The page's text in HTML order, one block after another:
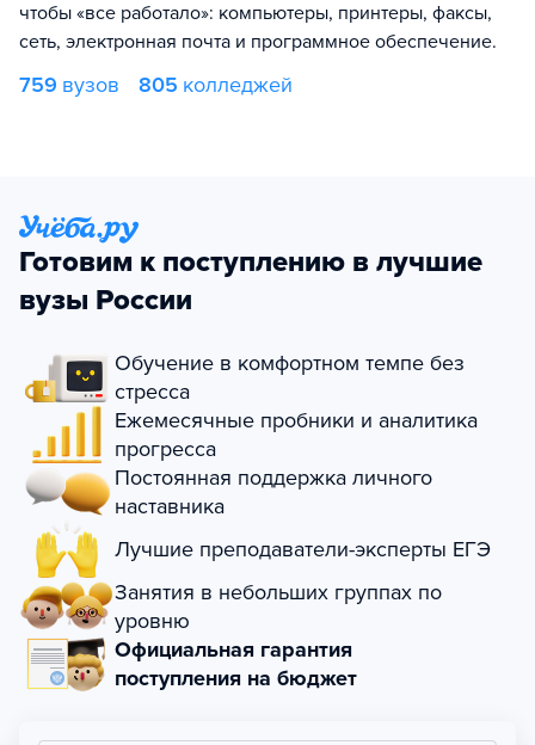
чтобы «все работало»: компьютеры, принтеры, факсы,
сеть, электронная почта и программное обеспечение.
759 вузов 805 колледжей
Готовим к поступлению в лучшие
вузы России
Обучение в комфортном темпе без
стресса
Ежемесячные пробники и аналитика
прогресса
Постоянная поддержка личного
наставника
Лучшие преподаватели-эксперты ЕГЭ
Занятия в небольших группах по
уровню
Официальная гарантия
поступления на бюджет